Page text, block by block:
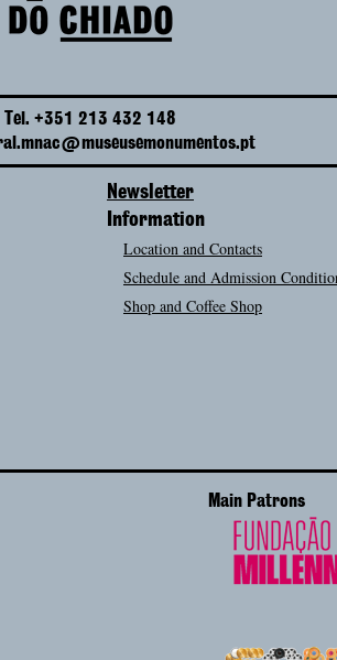
Tel. +351 213 432 148
Newsletter
Information
Location and Contacts
Schedule and Admission
Shop and Coffee Shop
Main Patrons